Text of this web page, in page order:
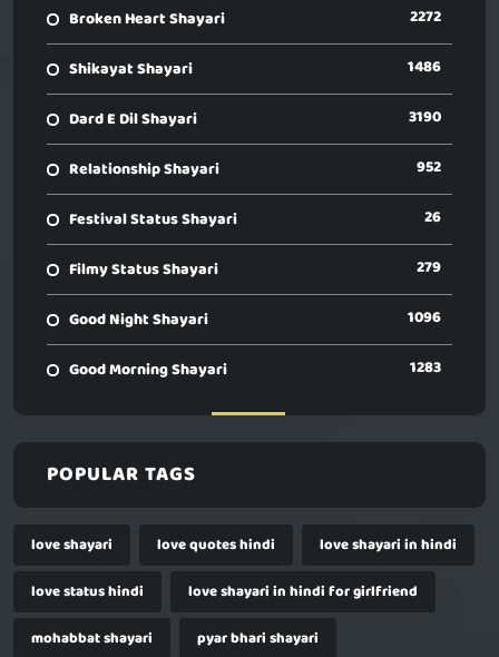
Broken Heart Shayari 2272
Shikayat Shayari 1486
Dard E Dil Shayari 3190
Relationship Shayari 952
Festival Status Shayari 26
Filmy Status Shayari 279
Good Night Shayari 1096
Good Morning Shayari 1283
POPULAR TAGS
love shayari love quotes hindi
love shayari in hindi
love status hindi
love shayari in hindi for girlfriend
mohabbat shayari
pyar bhari shayari